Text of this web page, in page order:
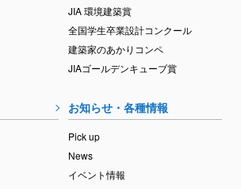
JIA 環境建築賞
全国学生卒業設計コンクール
建築家のあかりコンペ
JIAゴールデンキューブ賞
お知らせ・各種情報
Pick up
News
イベント情報